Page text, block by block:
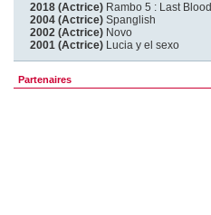
2018 (Actrice) Rambo 5 : Last Blood
2004 (Actrice) Spanglish
2002 (Actrice) Novo
2001 (Actrice) Lucia y el sexo
Partenaires